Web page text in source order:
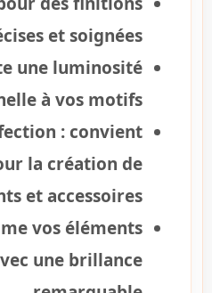
et soignées.
une luminosité
à vos motifs.
: convient
la création de
et accessoires.
vos éléments
une brillance